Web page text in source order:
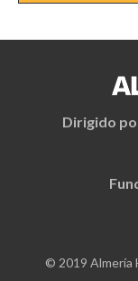
Dirigido
© 2019 Almería